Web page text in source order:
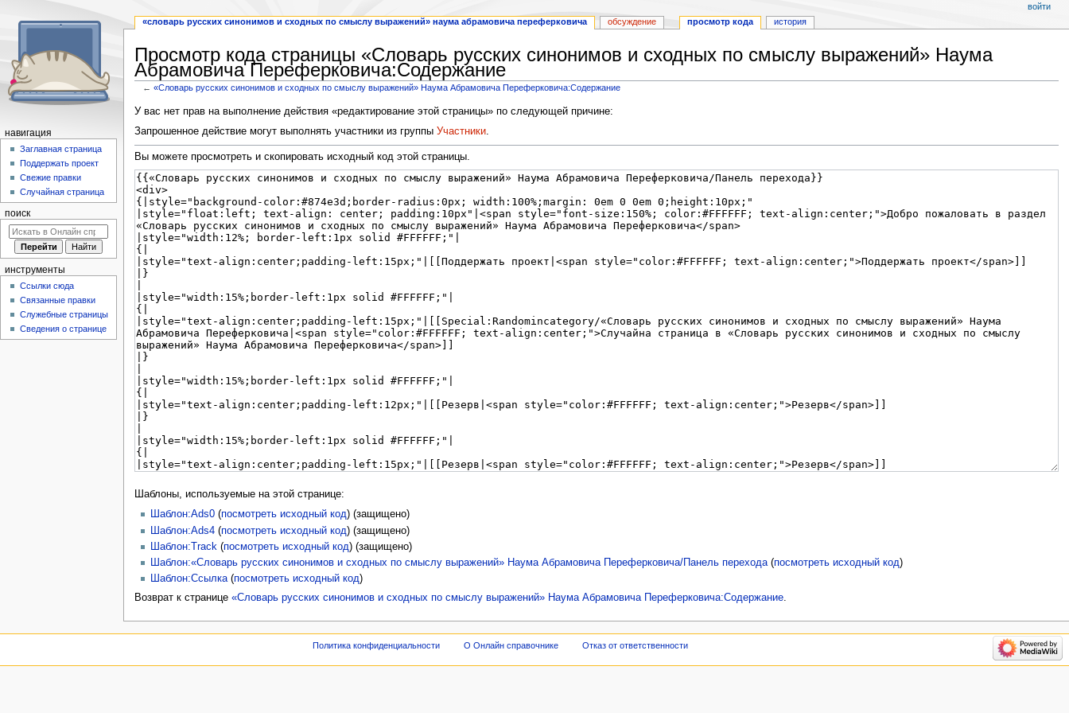
Просмотр кода страницы «Словарь русских синонимов и сходных по смыслу выражений» Наума
Абрамовича Переферковича:Содержание
←«Словарь русских синонимов и сходных по смыслу выражений» Наума Абрамовича Переферковича:Содержание
Перейти
к
Перейти
к
У вас нет прав на выполнение действия «редактирование этой страницы» по следующей причине:
Запрошенное действие могут выполнять участники из группы Участники.
Вы можете просмотреть и скопировать исходный код этой страницы.
Шаблоны, используемые на этой странице:
Шаблон:Ads0(посмотреть исходный код) (защищено)
Шаблон:Ads4(посмотреть исходный код) (защищено)
Шаблон:Track(посмотреть исходный код) (защищено)
Шаблон:«Словарь русских синонимов и сходных по смыслу выражений» Наума Абрамовича Переферковича/Панель перехода(посмотреть исходный код)
Шаблон:Ссылка(посмотреть исходный код)
Возврат к странице «Словарь русских синонимов и сходных по смыслу выражений» Наума Абрамовича Переферковича:Содержание.
«словарь русских синонимов и сходных по смыслу выражений» наума абрамовича переферковича обсуждение просмотр кода история
войти
навигация
Заглавная страница
Поддержать проект
Свежие правки
Случайная страница
поиск
инструменты
Ссылки сюда
Связанные правки
Служебные страницы
Сведения о странице
Политика конфиденциальности О Онлайн справочнике Отказ от ответственности